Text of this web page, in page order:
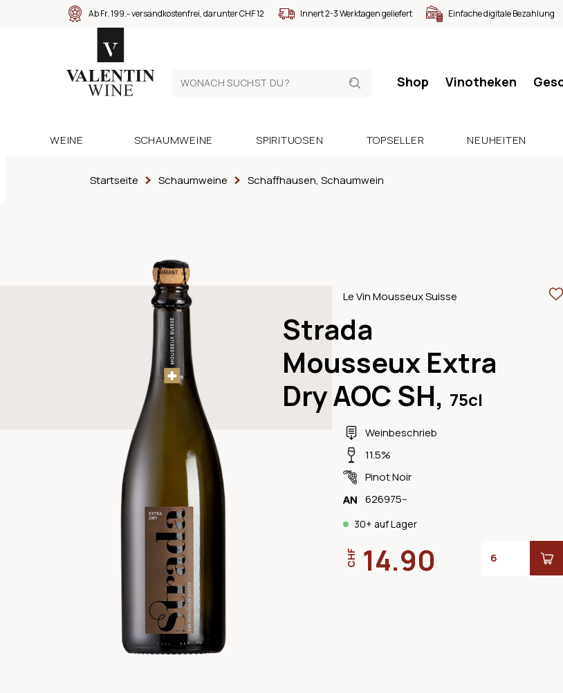
Ab Fr. 199.- versandkostenfrei, darunter CHF 12 Innert 2-3 Werktagen geliefert Einfache digitale Bezahlung
Shop Vinotheken
WEINE SCHAUMWEINE SPIRITUOSEN TOPSELLER NEUHEITEN
Startseite Schaumweine Schaffhausen, Schaumwein
Le Vin Mousseux Suisse
Strada
Mousseux Extra
Dry AOC SH, 75cl
Weinbeschrieb
11.5%
Pinot Noir
626975--
30+ auf Lager
CHF 14.90